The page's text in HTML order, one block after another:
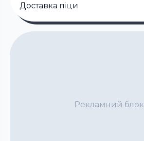
Доставка піци
Рекламний блок